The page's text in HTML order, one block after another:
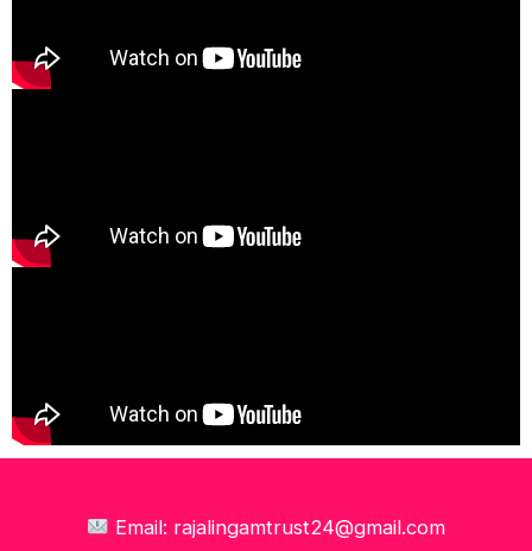
Email: rajalingamtrust24@gmail.com